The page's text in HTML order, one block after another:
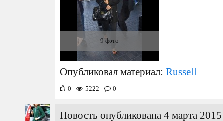
9 фото
Опубликовал материал: Russell
0 5222 0
Новость опубликована 4 марта